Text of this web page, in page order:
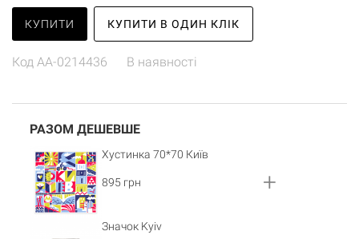
КУПИТИ КУПИТИ В ОДИН КЛІК
Код AA-0214436 В наявності
РАЗОМ ДЕШЕВШЕ
Хустинка 70*70 Київ
895 грн +
Значок Kyiv